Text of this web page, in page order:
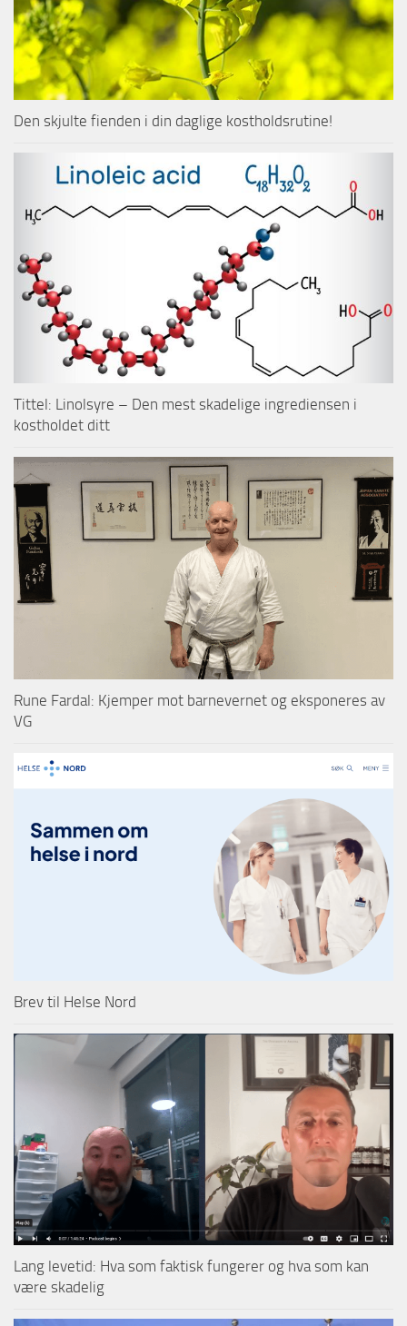
Den skjulte fienden i din daglige kostholdsrutine!
Tittel: Linolsyre – Den mest skadelige ingrediensen i
kostholdet ditt
Rune Fardal: Kjemper mot barnevernet og eksponeres av
VG
Brev til Helse Nord
Lang levetid: Hva som faktisk fungerer og hva som kan
være skadelig